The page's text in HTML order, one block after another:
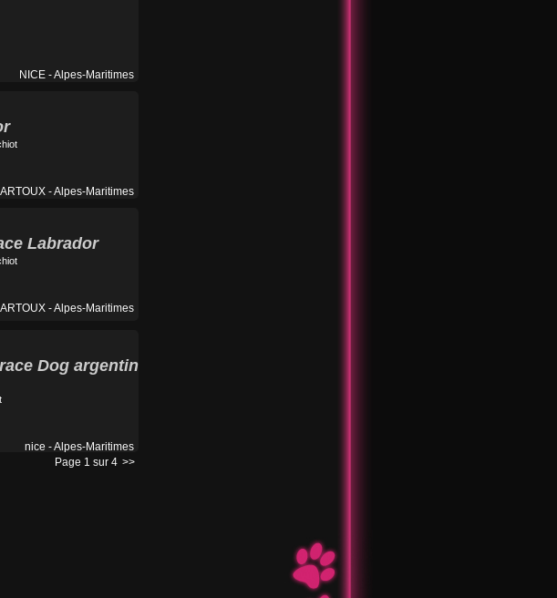
NICE - Alpes-Maritimes
- Alpes-Maritimes
Labrador
- Alpes-Maritimes
Dog argentin
nice - Alpes-Maritimes
Page 1 sur 4 >>